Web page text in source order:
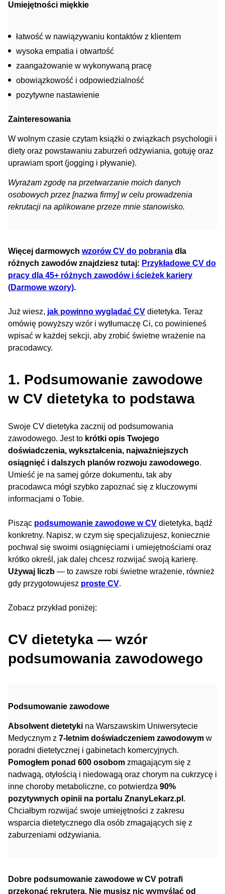
Umiejętności miękkie
łatwość w nawiązywaniu kontaktów z klientem
wysoka empatia i otwartość
zaangażowanie w wykonywaną pracę
obowiązkowość i odpowiedzialność
pozytywne nastawienie
Zainteresowania
W wolnym czasie czytam książki o związkach psychologii i
diety oraz powstawaniu zaburzeń odżywiania, gotuję oraz
uprawiam sport (jogging i pływanie).
Wyrażam zgodę na przetwarzanie moich danych
osobowych przez [nazwa firmy] w celu prowadzenia
rekrutacji na aplikowane przeze mnie stanowisko.
Więcej darmowych wzorów CV do pobrania dla
różnych zawodów znajdziesz tutaj: Przykładowe CV do
pracy dla 45+ różnych zawodów i ścieżek kariery
(Darmowe wzory).
Już wiesz, jak powinno wyglądać CV dietetyka. Teraz
omówię powyższy wzór i wytłumaczę Ci, co powinieneś
wpisać w każdej sekcji, aby zrobić świetne wrażenie na
pracodawcy.
1. Podsumowanie zawodowe
w CV dietetyka to podstawa
Swoje CV dietetyka zacznij od podsumowania
zawodowego. Jest to krótki opis Twojego
doświadczenia, wykształcenia, najważniejszych
osiągnięć i dalszych planów rozwoju zawodowego.
Umieść je na samej górze dokumentu, tak aby
pracodawca mógł szybko zapoznać się z kluczowymi
informacjami o Tobie.
Pisząc podsumowanie zawodowe w CV dietetyka, bądź
konkretny. Napisz, w czym się specjalizujesz, koniecznie
pochwal się swoimi osiągnięciami i umiejętnościami oraz
krótko określ, jak dalej chcesz rozwijać swoją karierę.
Używaj liczb — to zawsze robi świetne wrażenie, również
gdy przygotowujesz proste CV.
Zobacz przykład poniżej:
CV dietetyka — wzór
podsumowania zawodowego
Podsumowanie zawodowe
Absolwent dietetyki na Warszawskim Uniwersytecie
Medycznym z 7-letnim doświadczeniem zawodowym w
poradni dietetycznej i gabinetach komercyjnych.
Pomogłem ponad 600 osobom zmagającym się z
nadwagą, otyłością i niedowagą oraz chorym na cukrzycę i
inne choroby metaboliczne, co potwierdza 90%
pozytywnych opinii na portalu ZnanyLekarz.pl .
Chciałbym rozwijać swoje umiejętności z zakresu
wsparcia dietetycznego dla osób zmagających się z
zaburzeniami odżywiania.
Dobre podsumowanie zawodowe w CV potrafi
przekonać rekrutera. Nie musisz nic wymyślać od